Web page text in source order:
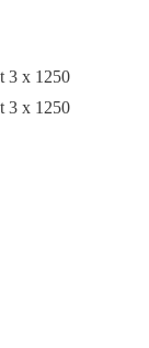
3 x 1250
3 x 1250